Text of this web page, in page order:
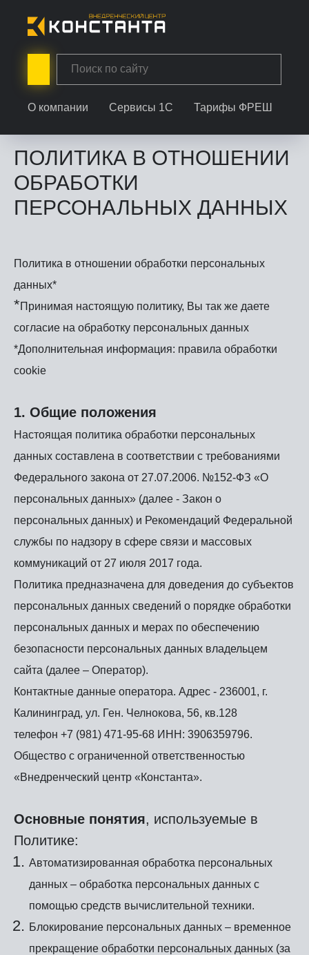
О компании Сервисы 1С Тарифы ФРЕШ
ПОЛИТИКА В ОТНОШЕНИИ
ОБРАБОТКИ
ПЕРСОНАЛЬНЫХ ДАННЫХ
Политика в отношении обработки персональных
данных*
*Принимая настоящую политику, Вы так же даете
согласие на обработку персональных данных
*Дополнительная информация: правила обработки
cookie
1. Общие положения
Настоящая политика обработки персональных
данных составлена в соответствии с требованиями
Федерального закона от 27.07.2006. №152-ФЗ «О
персональных данных» (далее - Закон о
персональных данных) и Рекомендаций Федеральной
службы по надзору в сфере связи и массовых
коммуникаций от 27 июля 2017 года.
Политика предназначена для доведения до субъектов
персональных данных сведений о порядке обработки
персональных данных и мерах по обеспечению
безопасности персональных данных владельцем
сайта (далее – Оператор).
Контактные данные оператора. Адрес - 236001, г.
Калининград, ул. Ген. Челнокова, 56, кв.128
телефон +7 (981) 471-95-68 ИНН: 3906359796.
Общество с ограниченной ответственностью
«Внедренческий центр «Константа».
Основные понятия, используемые в
Политике:
Автоматизированная обработка персональных
данных – обработка персональных данных с
помощью средств вычислительной техники.
Блокирование персональных данных – временное
прекращение обработки персональных данных (за